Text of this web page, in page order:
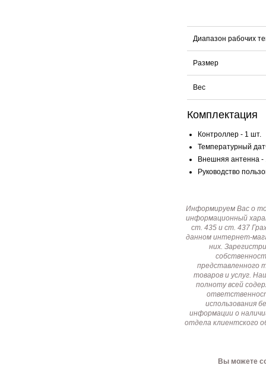
Диапазон рабочих
Размер
Вес
Комплектация
Контроллер - 1 шт.
Температурный
Внешняя антенна -
Руководство
Информируем Вас о
информационный
ст. 435 и ст. 437
данном интернет-
них.
представленного
товаров и услуг.
полноту всей
использования
информации о
отдела клиентского
Вы можете